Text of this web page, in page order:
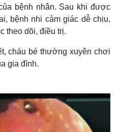
bệnh nhân. Sau khi được
bệnh nhi cảm giác dễ chịu,
theo dõi, điều trị.
cháu bé thường xuyên chơi
gia đình.